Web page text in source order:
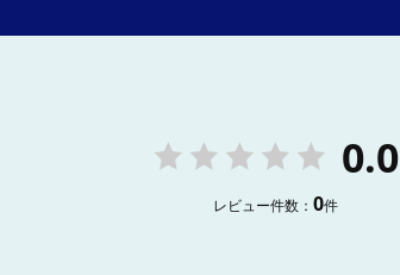
0.0
レビュー件数： 0件